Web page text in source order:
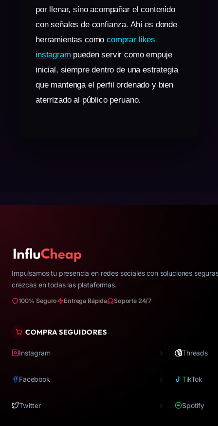
por llenar, sino acompañar el contenido
con señales de confianza. Ahí es donde
herramientas comocomprar likes
instagram pueden servir como empuje
inicial, siempre dentro de una estrategia
que mantenga el perfil ordenado y bien
aterrizado al público peruano.
Impulsamos tu presencia en redes sociales con soluciones
crezcas en todas las plataformas.
100% Seguro Entrega Rápida Soporte 24/7
COMPRA SEGUIDORES
Instagram › Threads
Facebook › TikTok
Twitter › Spotify